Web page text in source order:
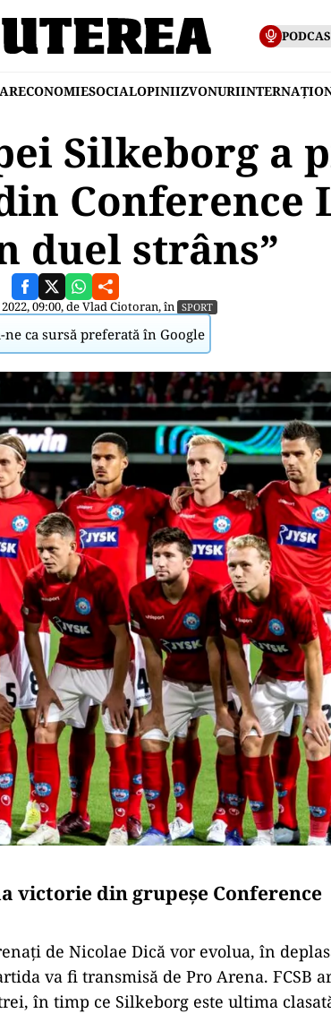
ECONOMIESOCIALOPINIIZVONURI
Silkeborg a
Conference
duel strâns”
09:00, deVlad Ciotoran, în SPORT
ne ca sursă preferată în Google
victorie din grupeșe Conference
de Nicolae Dică vor evolua, în
va fi transmisă de Pro Arena. FCSB
în timp ce Silkeborg este ultima